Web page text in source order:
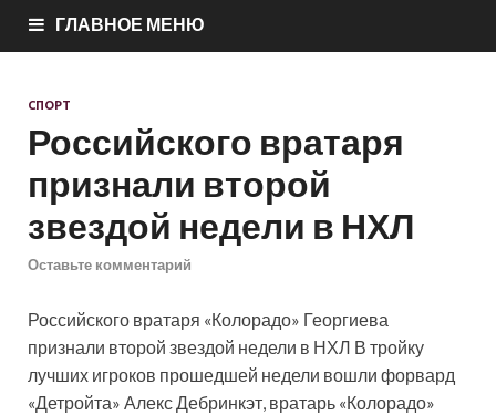
ГЛАВНОЕ МЕНЮ
СПОРТ
Российского вратаря
признали второй
звездой недели в НХЛ
Оставьте комментарий
Российского вратаря «Колорадо» Георгиева
признали второй звездой недели в НХЛ В тройку
лучших игроков прошедшей недели вошли форвард
«Детройта» Алекс Дебринкэт, вратарь «Колорадо»